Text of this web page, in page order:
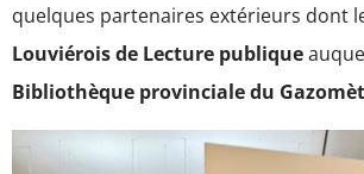
quelques partenaires extérieurs dont
Louviérois de Lecture publique
Bibliothèque provinciale du